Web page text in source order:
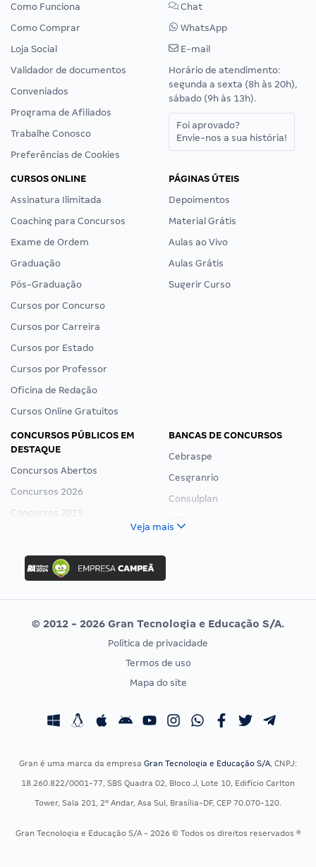
Como Funciona
Como Comprar
Loja Social
Validador de documentos
Conveniados
Programa de Afiliados
Trabalhe Conosco
Preferências de Cookies
Chat
WhatsApp
E-mail
Horário de atendimento:
segunda a sexta (8h às 20h),
sábado (9h às 13h).
Foi aprovado?
Envie-nos a sua história!
CURSOS ONLINE
Assinatura Ilimitada
Coaching para Concursos
Exame de Ordem
Graduação
Pós-Graduação
Cursos por Concurso
Cursos por Carreira
Cursos por Estado
Cursos por Professor
Oficina de Redação
Cursos Online Gratuitos
PÁGINAS ÚTEIS
Depoimentos
Material Grátis
Aulas ao Vivo
Aulas Grátis
Sugerir Curso
CONCURSOS PÚBLICOS EM
DESTAQUE
Concursos Abertos
Concursos 2026
Concursos 2025
Concurso Nacional Unificado
Concurso Ibama
Concurso MPU
Editais publicados
BANCAS DE CONCURSOS
Cebraspe
Cesgranrio
Consulplan
Vunesp
CONCURSOS POR PROFISSÃO
Concursos Fiscais
Residência Multiprofissional
EXAME DE ORDEM
Calendário OAB
Veja mais
© 2012 - 2026 Gran Tecnologia e Educação S/A.
Política de privacidade
Termos de uso
Mapa do site
Gran é uma marca da empresa Gran Tecnologia e Educação S/A, CNPJ:
18.260.822/0001-77, SBS Quadra 02, Bloco J, Lote 10, Edifício Carlton
Tower, Sala 201, 2º Andar, Asa Sul, Brasília-DF, CEP 70.070-120.
Gran Tecnologia e Educação S/A - 2026 © Todos os direitos reservados ®